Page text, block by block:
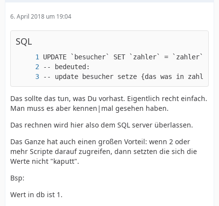
6. April 2018 um 19:04
SQL
-- update besucher setze {das was in
Das sollte das tun, was Du vorhast. Eigentlich recht einfach.
Man muss es aber kennen|mal gesehen haben.
Das rechnen wird hier also dem SQL server überlassen.
Das Ganze hat auch einen großen Vorteil: wenn 2 oder
mehr Scripte darauf zugreifen, dann setzten die sich die
Werte nicht "kaputt".
Bsp:
Wert in db ist 1.